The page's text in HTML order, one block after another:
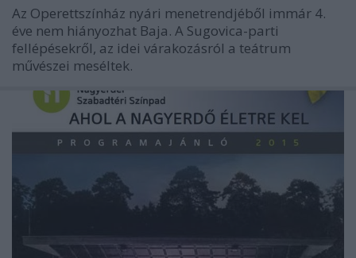
Az Operettszínház nyári menetrendjéből immár 4.
éve nem hiányozhat Baja. A Sugovica-parti
fellépésekről, az idei várakozásról a teátrum
művészei meséltek.